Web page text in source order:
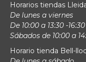
Horarios tiendas
De lunes a viernes
De 10:00 a 13:30 -
Sábados de 10:00 a
Horario tienda Bell-